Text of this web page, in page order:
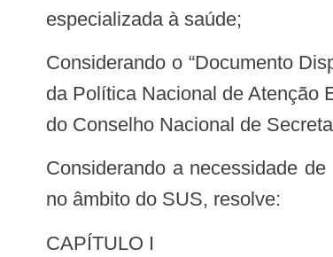
especializada à saúde;
Considerando o “Documento Disparador para o Seminário Internacional de Atenção Especializada: subsídios para a construção
da Política Nacional de Atenção
do Conselho Nacional de
Considerando a necessidade de estabelecer diretrizes e normas para o desenvolvimento da Atenção Especializada em Saúde
no âmbito do SUS, resolve:
CAPÍTULO I